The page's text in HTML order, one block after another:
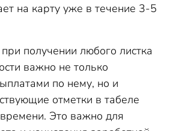
на карту уже в течение 3-5
получении любого листка
важно не только
по нему, но и
отметки в табеле
Это важно для